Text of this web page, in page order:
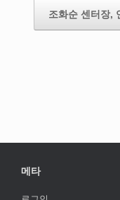
조화순 센터장,
메타